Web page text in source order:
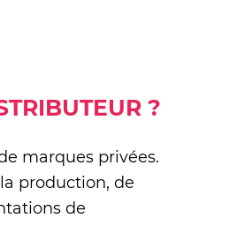
?
marques privées.
production, de
de